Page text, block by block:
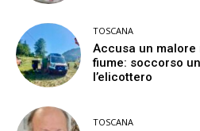
TOSCANA
Accusa un
fiume: soccorso
l’elicottero
TOSCANA